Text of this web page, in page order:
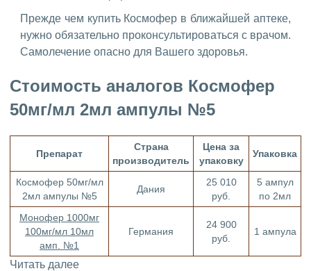
Прежде чем купить Космофер в ближайшей аптеке,
нужно обязательно проконсультироваться с врачом.
Самолечение опасно для Вашего здоровья.
Стоимость аналогов Космофер
50мг/мл 2мл ампулы №5
Препарат
Страна
производитель
Цена за
упаковку
Упаковка
Космофер 50мг/мл
2мл ампулы №5
Дания
25 010
руб.
5 ампул
по 2мл
Монофер 1000мг
100мг/мл 10мл
амп. №1
Германия
24 900
руб.
1 ампула
Читать далее